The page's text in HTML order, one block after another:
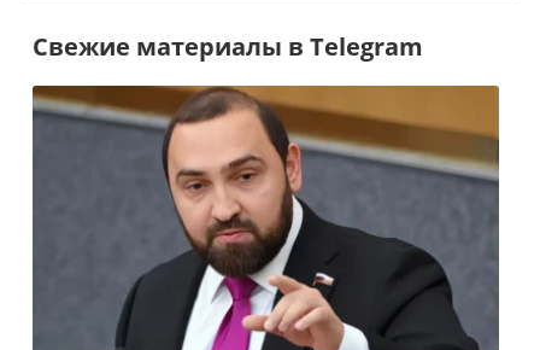
Свежие материалы в Telegram